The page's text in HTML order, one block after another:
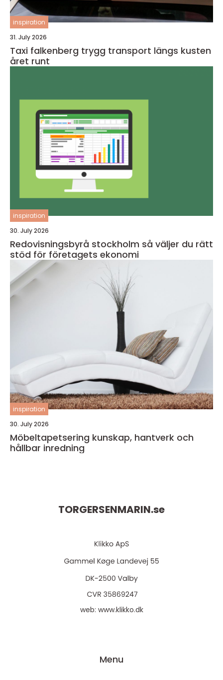
inspiration
31. July 2026
Taxi falkenberg trygg transport längs kusten
året runt
inspiration
30. July 2026
Redovisningsbyrå stockholm så väljer du rätt
stöd för företagets ekonomi
inspiration
30. July 2026
Möbeltapetsering kunskap, hantverk och
hållbar inredning
TORGERSENMARIN.se
web: www.klikko.dk
Menu